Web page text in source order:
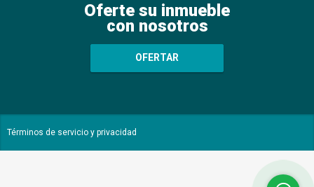
Oferte su inmueble
con nosotros
OFERTAR
Términos de servicio y privacidad